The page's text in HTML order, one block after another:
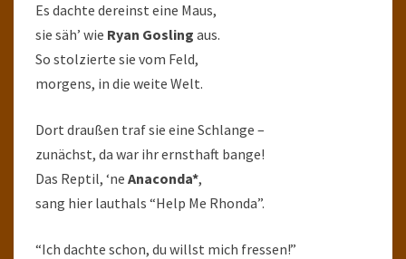
Es dachte dereinst eine Maus,
sie säh’ wie Ryan Gosling aus.
So stolzierte sie vom Feld,
morgens, in die weite Welt.
Dort draußen traf sie eine Schlange –
zunächst, da war ihr ernsthaft bange!
Das Reptil, ‘ne Anaconda*,
sang hier lauthals “Help Me Rhonda”.
“Ich dachte schon, du willst mich fressen!”